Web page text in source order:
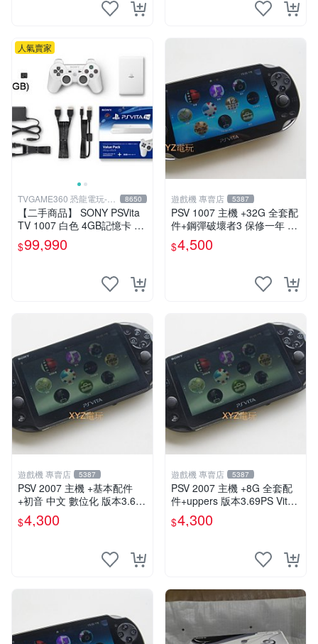
人氣賣家
TVGAME360 恐龍電玩-台
中店
8650
【二手商品】 SONY PSVita
TV 1007 白色 4GB記憶卡 PS
3手把(白) 書盒完整 【台中恐
龍電玩】
$99,990
遊戲機 專賣店 5387
PSV 1007 主機 +32G 全套配
件+鋼彈破壞者3 保修一年 品
質有保障 psvita
$4,500
遊戲機 專賣店 5387
PSV 2007 主機 +基本配件
+初音 中文 數位化 版本3.69
PS Vita2007 保修一年 85成
新
$4,300
遊戲機 專賣店 5387
PSV 2007 主機 +8G 全套配
件+uppers 版本3.69PS Vita2
$4,300